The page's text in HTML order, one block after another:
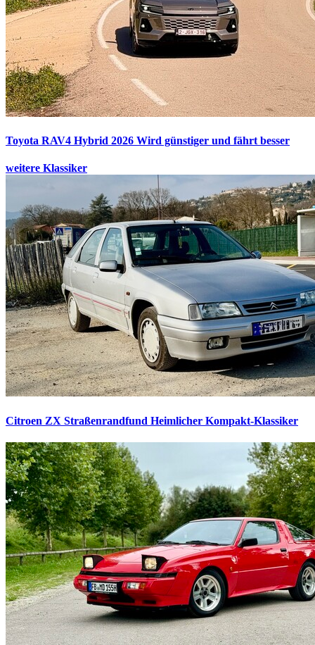
Toyota RAV4 Hybrid 2026 Wird günstiger und fährt besser
weitere Klassiker
Citroen ZX Straßenrandfund Heimlicher Kompakt-Klassiker